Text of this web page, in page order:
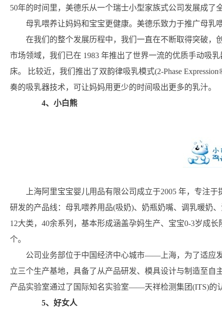
50年的时间里，美德乐从一个瑞士小型家族式公司发展成
母乳喂养让妈妈和宝宝更健康。美德乐致力于推广母乳
在我们的整个发展历程中，我们一直在不断取得突破，
市场领域，我们已在 1983 年推出了世界一流的优质手动吸
床。 比较近，我们推出了双韵律吸乳模式(2-Phase
奏的吸乳器技术，可让妈妈用更少的时间吸出更多的乳汁。
4、小白熊
上海阿里宝宝婴儿用品有限公司成立于2005 年，专注
研发的产品线：母乳喂养用品(吸奶)、奶瓶奶嘴、调乳暖奶
12大类，40余系列，基本形成涵盖孕妈生产、宝宝0-3岁成
个。
公司业务部位于中国经济中心城市——上海，为了适应
立三个生产基地，具备了从产品研发、模具设计与制造至自
产品实验室通过了国际知名实验室——天祥检测集团(ITS)的
5、好女人